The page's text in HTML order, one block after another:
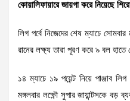
কোয়ালিফায়ারে জায়গা করে নিয়েছে
লিগ পর্বে নিজেদের শেষ ম্যাচে
রানের লক্ষ্য তারা পূরণ করে ৯ বল হাতে
১৪ ম্যাচে ১৯ পয়েন্ট নিয়ে পাঞ্জাব
মঙ্গলবার লক্ষ্ণৌ সুপার জায়ান্টসকে বড়